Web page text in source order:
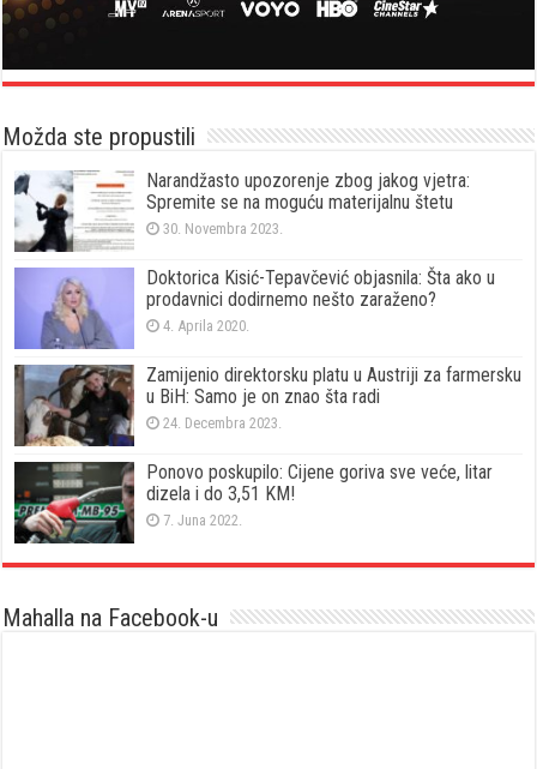
Možda ste propustili
Narandžasto upozorenje zbog jakog vjetra:
Spremite se na moguću materijalnu štetu
30. Novembra 2023.
Doktorica Kisić-Tepavčević objasnila: Šta ako u
prodavnici dodirnemo nešto zaraženo?
4. Aprila 2020.
Zamijenio direktorsku platu u Austriji za farmersku
u BiH: Samo je on znao šta radi
24. Decembra 2023.
Ponovo poskupilo: Cijene goriva sve veće, litar
dizela i do 3,51 KM!
7. Juna 2022.
Mahalla na Facebook-u